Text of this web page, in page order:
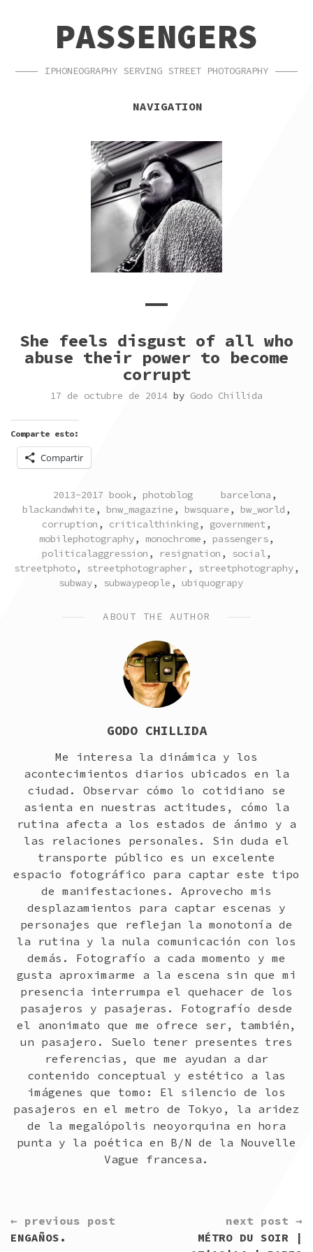
NAVIGATIONPASSENGERS
IPHONEOGRAPHY SERVING STREET PHOTOGRAPHY
NAVIGATION
She feels disgust of all who
abuse their power to become
corrupt
17 de octubre de 2014 by Godo Chillida
Comparte esto:
Compartir
POSTED
IN
2013-2017 book, photoblog TAGGED
barcelona ,
blackandwhite , bnw_magazine , bwsquare , bw_world ,
corruption , criticalthinking, government,
mobilephotography, monochrome , passengers,
politicalaggression , resignation , social,
streetphoto, streetphotographer, streetphotography,
subway, subwaypeople , ubiquograpy
ABOUT THE AUTHOR
GODO CHILLIDA
Me interesa la dinámica y los
acontecimientos diarios ubicados en la
ciudad. Observar cómo lo cotidiano se
asienta en nuestras actitudes, cómo la
rutina afecta a los estados de ánimo y a
las relaciones personales. Sin duda el
transporte público es un excelente
espacio fotográfico para captar este tipo
de manifestaciones. Aprovecho mis
desplazamientos para captar escenas y
personajes que reflejan la monotonía de
la rutina y la nula comunicación con los
demás. Fotografío a cada momento y me
gusta aproximarme a la escena sin que mi
presencia interrumpa el quehacer de los
pasajeros y pasajeras. Fotografío desde
el anonimato que me ofrece ser, también,
un pasajero. Suelo tener presentes tres
referencias, que me ayudan a dar
contenido conceptual y estético a las
imágenes que tomo: El silencio de los
pasajeros en el metro de Tokyo, la aridez
de la megalópolis neoyorquina en hora
punta y la poética en B/N de la Nouvelle
Vague francesa.
CONTINUE
READING
← previous post
ENGAÑOS.
next post →
MÉTRO DU SOIR |